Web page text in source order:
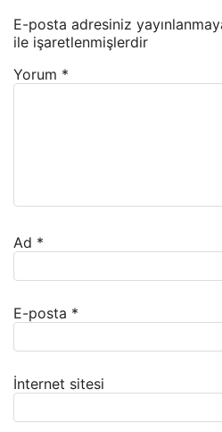
E-posta adresiniz
ile işaretlenmişlerdir
Yorum *
Ad *
E-posta *
İnternet sitesi